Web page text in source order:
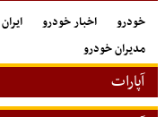
خودرو اخبار خودرو
مدیران خودرو
آپارات